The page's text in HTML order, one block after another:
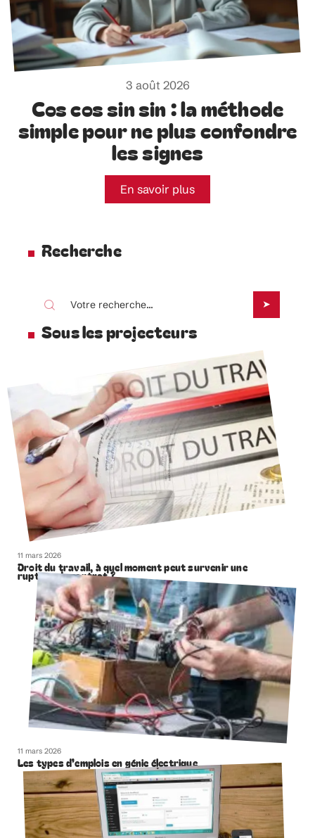
3 août 2026
Cos cos sin sin : la méthode
simple pour ne plus confondre
les signes
En savoir plus
Recherche
Sous les projecteurs
11 mars 2026
Droit du travail, à quel moment peut survenir une
rupture de contrat ?
11 mars 2026
Les types d’emplois en génie électrique